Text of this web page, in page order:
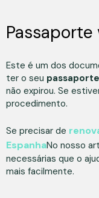
Passaporte
Este é um dos
ter o seu
não expirou. Se
procedimento.
Se precisar de
EspanhaNo nosso
necessárias que o
mais facilmente.